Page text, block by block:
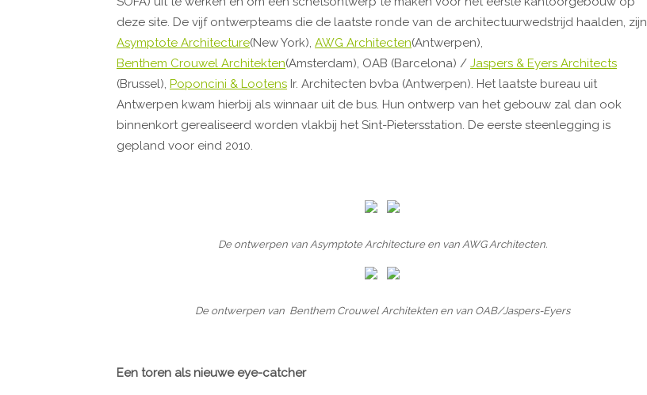
deze site. De vijf ontwerpteams die de laatste ronde van de architectuurwedstrijd haalden, zijn
Asymptote Architecture(New York), AWG Architecten(Antwerpen),
Benthem Crouwel Architekten(Amsterdam), OAB (Barcelona) / Jaspers & Eyers Architects
(Brussel), Poponcini & Lootens Ir. Architecten bvba (Antwerpen). Het laatste bureau uit
Antwerpen kwam hierbij als winnaar uit de bus. Hun ontwerp van het gebouw zal dan ook
binnenkort gerealiseerd worden vlakbij het Sint-Pietersstation. De eerste steenlegging is
gepland voor eind 2010.
De ontwerpen van Asymptote Architecture en van AWG Architecten.
De ontwerpen van Benthem Crouwel Architekten en van OAB/Jaspers-Eyers
Een toren als nieuwe eye-catcher